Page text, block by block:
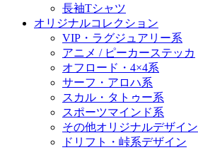
長袖Tシャツ
オリジナルコレクション
VIP・ラグジュアリー系
アニメ / ピーカーステッカ
オフロード・4×4系
サーフ・アロハ系
スカル・タトゥー系
スポーツマインド系
その他オリジナルデザイン
ドリフト・峠系デザイン